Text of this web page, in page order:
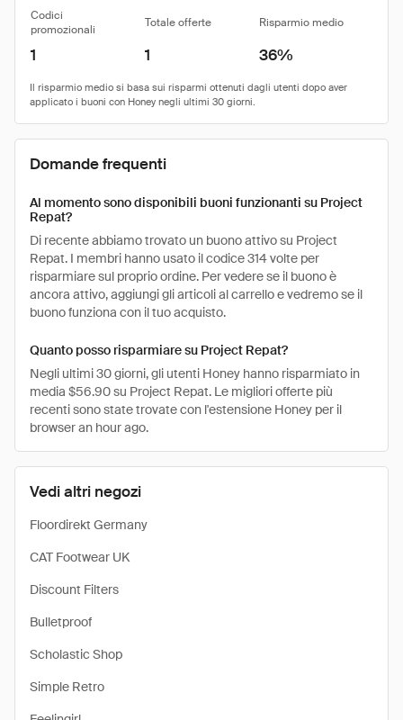
Vedi altri negozi
Floordirekt Germany
CAT Footwear UK
Discount Filters
Bulletproof
Scholastic Shop
Simple Retro
Codici
promozionali
Totale offerte Risparmio medio
1 1 36%
Domande frequenti
Al momento sono disponibili buoni funzionanti su Project
Repat?
Di recente abbiamo trovato un buono attivo su Project
Repat. I membri hanno usato il codice 314 volte per
risparmiare sul proprio ordine. Per vedere se il buono è
ancora attivo, aggiungi gli articoli al carrello e vedremo se il
buono funziona con il tuo acquisto.
Quanto posso risparmiare su Project Repat?
Negli ultimi 30 giorni, gli utenti Honey hanno risparmiato in
media $56.90 su Project Repat. Le migliori offerte più
recenti sono state trovate con l'estensione Honey per il
browser an hour ago.